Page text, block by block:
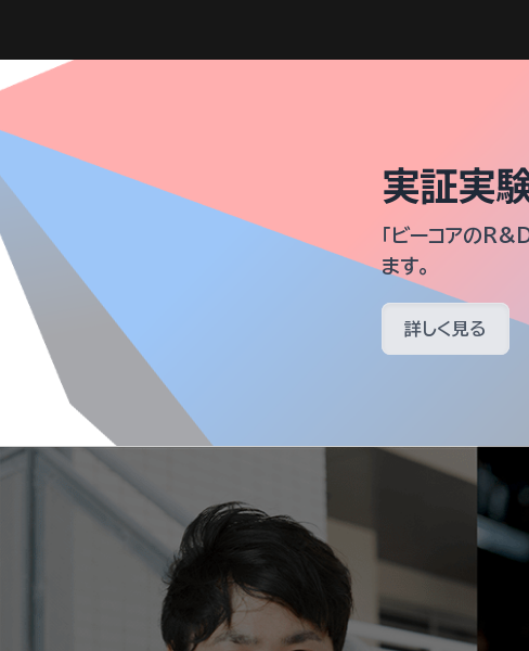
実証実
「ビーコアの
ます。
詳しく見る